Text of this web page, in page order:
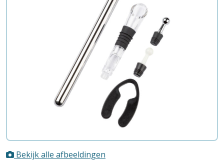
Bekijk alle afbeeldingen